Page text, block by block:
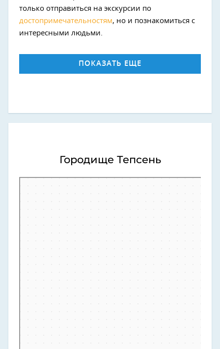
только отправиться на экскурсии по
достопримечательностям, но и познакомиться с
интересными людьми.
ПОКАЗАТЬ ЕЩЕ
Городище Тепсень